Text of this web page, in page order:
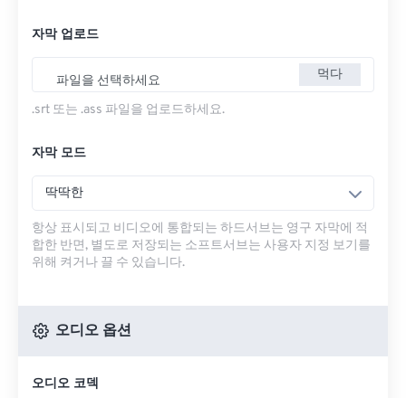
자막 업로드
파일을 선택하세요 먹다
.srt 또는 .ass 파일을 업로드하세요.
자막 모드
딱딱한
항상 표시되고 비디오에 통합되는 하드서브는 영구 자막에 적
합한 반면, 별도로 저장되는 소프트서브는 사용자 지정 보기를
위해 켜거나 끌 수 있습니다.
오디오 옵션
오디오 코덱